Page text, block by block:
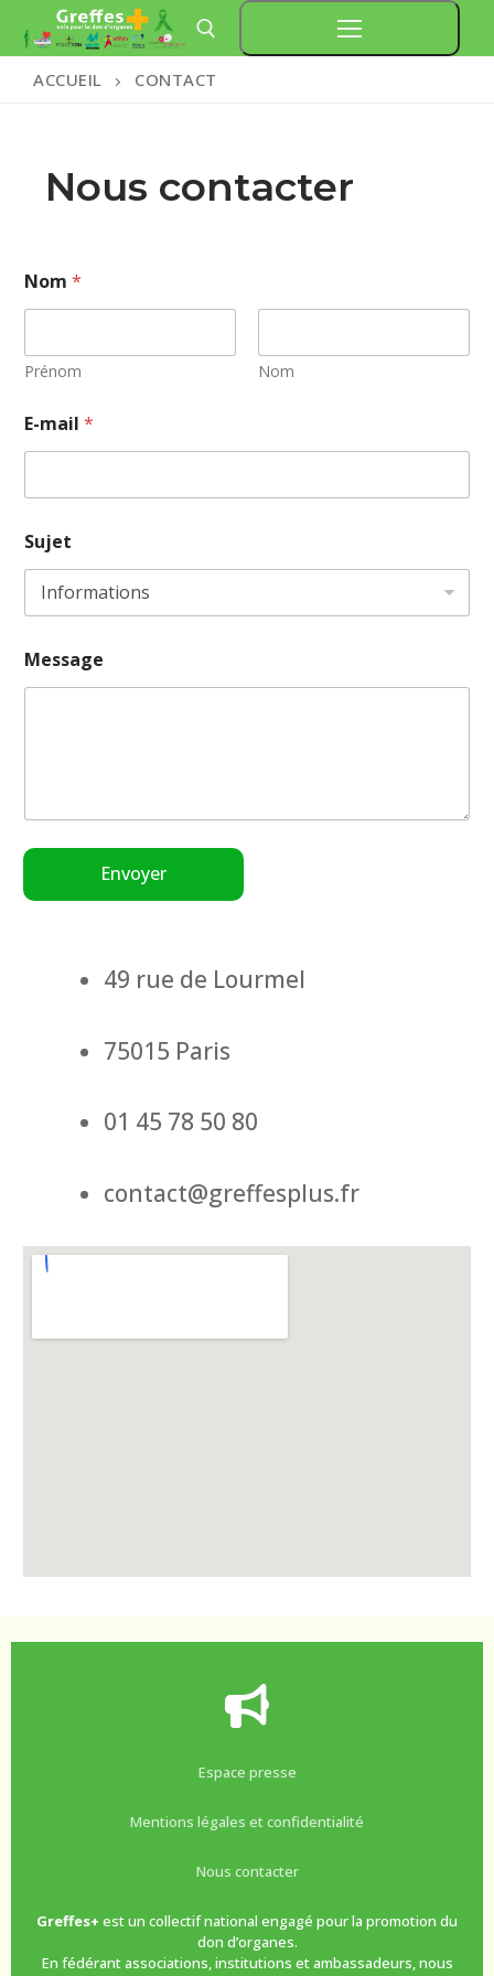
au
contenu
ACCUEIL CONTACT
Nous contacter
Nom *
Prénom Nom
E-mail *
Sujet
Message
Envoyer
49 rue de Lourmel
75015 Paris
01 45 78 50 80
contact@greffesplus.fr
Espace presse
Mentions légales et confidentialité
Nous contacter
Greffes+ est un collectif national engagé pour la promotion du
don d’organes.
En fédérant associations, institutions et ambassadeurs, nous